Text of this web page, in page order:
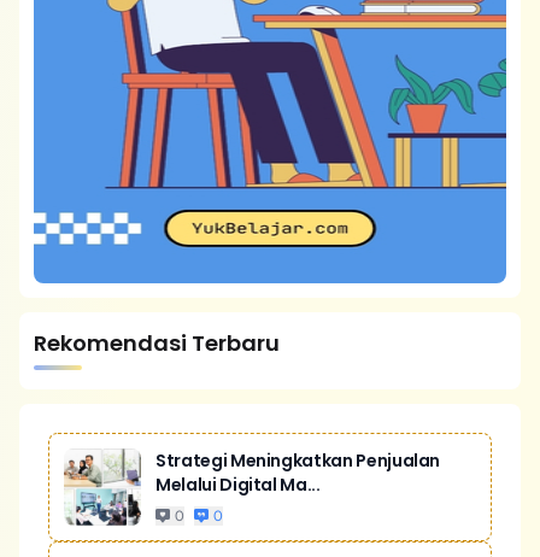
Rekomendasi Terbaru
Strategi Meningkatkan Penjualan
Melalui Digital Ma...
0 0